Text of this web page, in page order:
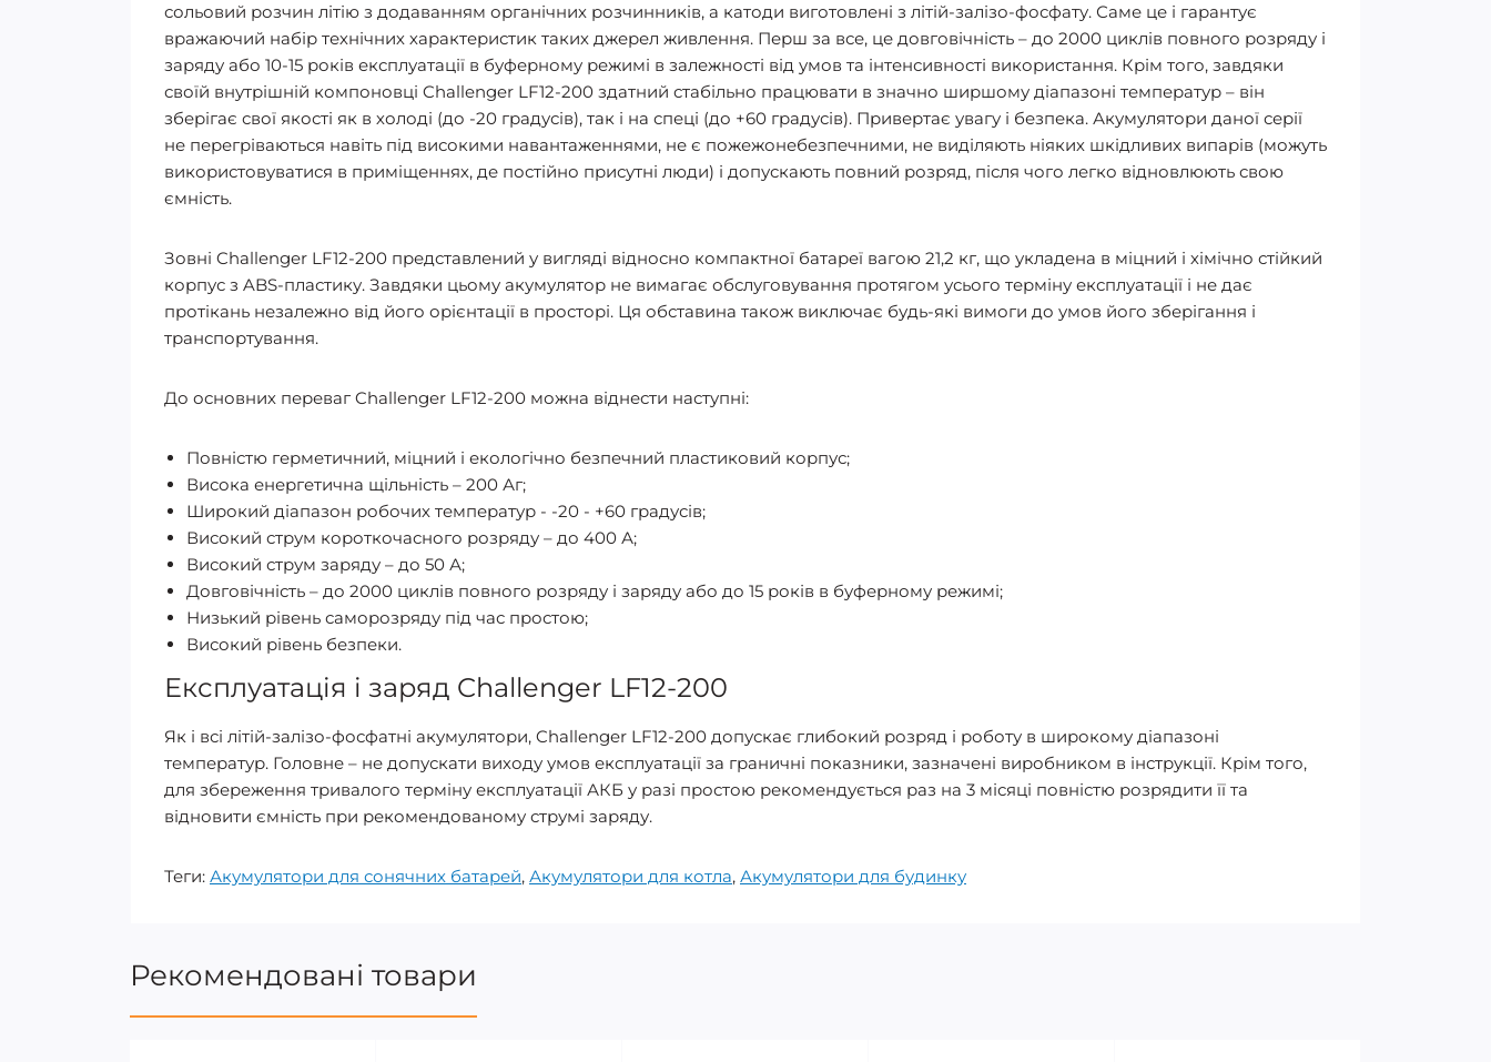
сольовий розчин літію з додаванням органічних розчинників, а катоди виготовлені з літій-залізо-фосфату. Саме це і гарантує
вражаючий набір технічних характеристик таких джерел живлення. Перш за все, це довговічність – до 2000 циклів повного розряду і
заряду або 10-15 років експлуатації в буферному режимі в залежності від умов та інтенсивності використання. Крім того, завдяки
своїй внутрішній компоновці Challenger LF12-200 здатний стабільно працювати в значно ширшому діапазоні температур – він
зберігає свої якості як в холоді (до -20 градусів), так і на спеці (до +60 градусів). Привертає увагу і безпека. Акумулятори даної серії
не перегріваються навіть під високими навантаженнями, не є пожежонебезпечними, не виділяють ніяких шкідливих випарів (можуть
використовуватися в приміщеннях, де постійно присутні люди) і допускають повний розряд, після чого легко відновлюють свою
ємність.
Зовні Challenger LF12-200 представлений у вигляді відносно компактної батареї вагою 21,2 кг, що укладена в міцний і хімічно стійкий
корпус з ABS-пластику. Завдяки цьому акумулятор не вимагає обслуговування протягом усього терміну експлуатації і не дає
протікань незалежно від його орієнтації в просторі. Ця обставина також виключає будь-які вимоги до умов його зберігання і
транспортування.
До основних переваг Challenger LF12-200 можна віднести наступні:
Повністю герметичний, міцний і екологічно безпечний пластиковий корпус;
Висока енергетична щільність – 200 Аг;
Широкий діапазон робочих температур - -20 - +60 градусів;
Високий струм короткочасного розряду – до 400 А;
Високий струм заряду – до 50 А;
Довговічність – до 2000 циклів повного розряду і заряду або до 15 років в буферному режимі;
Низький рівень саморозряду під час простою;
Високий рівень безпеки.
Експлуатація і заряд Challenger LF12-200
Як і всі літій-залізо-фосфатні акумулятори, Challenger LF12-200 допускає глибокий розряд і роботу в широкому діапазоні
температур. Головне – не допускати виходу умов експлуатації за граничні показники, зазначені виробником в інструкції. Крім того,
для збереження тривалого терміну експлуатації АКБ у разі простою рекомендується раз на 3 місяці повністю розрядити її та
відновити ємність при рекомендованому струмі заряду.
Теги: Акумулятори для сонячних батарей, Акумулятори для котла, Акумулятори для будинку
Рекомендовані товари